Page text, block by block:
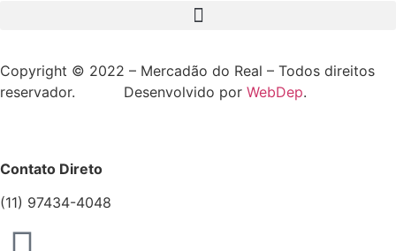
Copyright © 2022 – Mercadão do Real – Todos direitos
reservador. Desenvolvido por WebDep.
Contato Direto
(11) 97434-4048